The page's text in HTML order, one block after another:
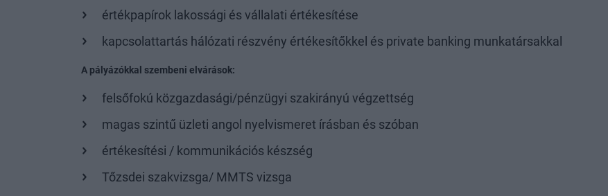
értékpapírok lakossági és vállalati értékesítése
kapcsolattartás hálózati részvény értékesítőkkel és private banking munkatársakkal
A pályázókkal szembeni elvárások:
felsőfokú közgazdasági/pénzügyi szakirányú végzettség
magas szintű üzleti angol nyelvismeret írásban és szóban
értékesítési / kommunikációs készség
Tőzsdei szakvizsga/ MMTS vizsga